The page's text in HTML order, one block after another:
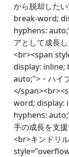
から脱却した
break-word;
hyphens:
アとして成長
<br><span
display: inline;
auto;">・ハイ
</
word; display:
hyphens:
手の成長を支
<br>キンドリ